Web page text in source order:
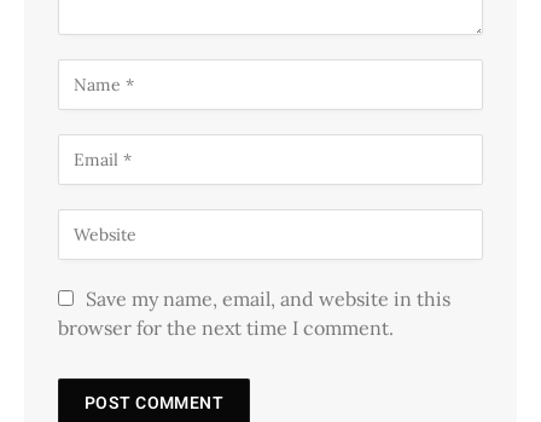
Save my name, email, and website in this
browser for the next time I comment.